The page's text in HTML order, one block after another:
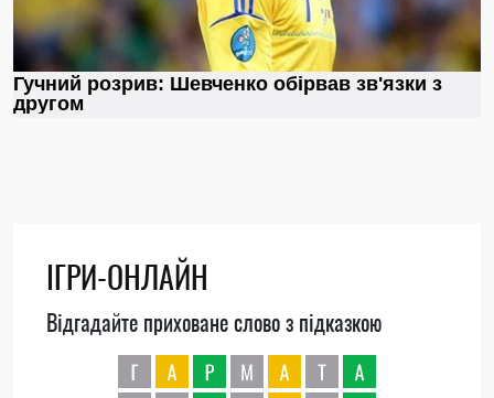
ІГРИ-ОНЛАЙН
Відгадайте приховане слово з підказкою